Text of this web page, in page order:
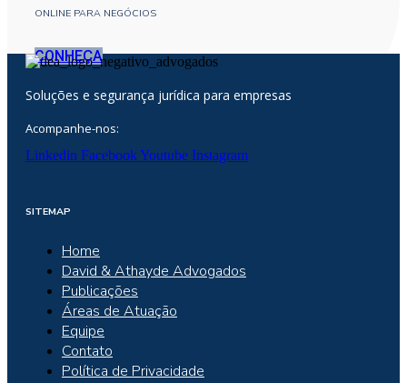
ONLINE PARA NEGÓCIOS
CONHEÇA
Soluções e segurança jurídica para empresas
Acompanhe-nos:
Linkedin FacebookYoutube Instagram
SITEMAP
Home
David & Athayde Advogados
Publicações
Áreas de Atuação
Equipe
Contato
Política de Privacidade